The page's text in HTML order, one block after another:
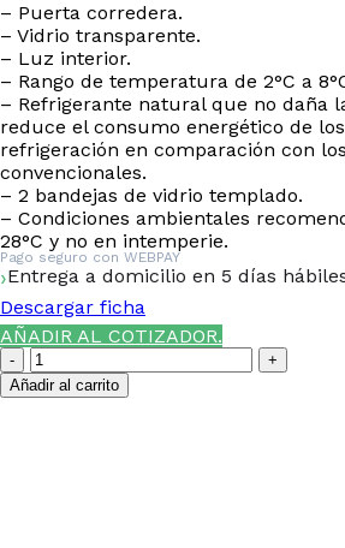
– Puerta corredera.
– Vidrio transparente.
– Luz interior.
– Rango de temperatura de 2°C a
– Refrigerante natural que no daña
reduce el consumo energético de
refrigeración en comparación con
convencionales.
– 2 bandejas de vidrio templado.
– Condiciones ambientales
28°C y no en intemperie.
Pago seguro con WEBPAY
Entrega a domicilio en 5 días
Descargar ficha
AÑADIR AL COTIZADOR.
Vitrina
Pastelera
Recta
Añadir al carrito